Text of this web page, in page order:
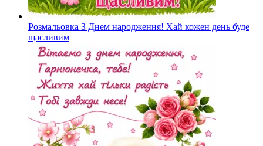
Розмальовка З Днем народження! Хай кожен день буде
щасливим